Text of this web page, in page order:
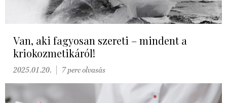
Van, aki fagyosan szereti – mindent a
kriokozmetikáról!
2025.01.20. 7 perc olvasás